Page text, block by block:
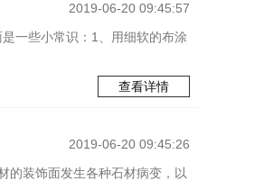
2019-06-20 09:45:57
一些小常识：1、用细软的布涂
查看详情
2019-06-20 09:45:26
的装饰面发生各种石材病变，以